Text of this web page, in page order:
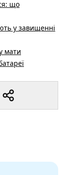
що
у завищенні
мати